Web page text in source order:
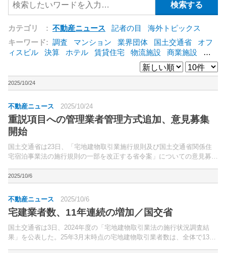
カテゴリ : 不動産ニュース 記者の目
海外トピックス
キーワード: 調査 マンション 業界団体 国土交通省
オフ
ィスビル
決算 ホテル 賃貸住宅 物流施設 商業施設
海
東急不動産 賃料
ア
野村不動産 ZEH [+]
2025/10/24
不動産ニュース 2025/10/24
重説項目への管理業者管理方式追加、意見募集
開始
国土交通省は23日、「宅地建物取引業施行規則及び国土交通省関係住
宅宿泊事業法の施行規則の一部を改正する省令案」についての意見募集
生の円滑化等を図るための建物の区分所有等に関する...
2025/10/6
不動産ニュース 2025/10/6
宅建業者数、11年連続の増加／国交省
国土交通省は3日、2024年度の「宅地建物取引業法の施行状況調査結
果」を公表した。25年3月末時点の宅地建物取引業者数は、全体で13万